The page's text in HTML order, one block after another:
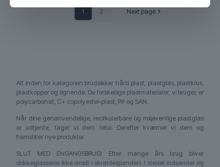
1 2 Next page
Alt inden for kategorien brudsikker hård plast, plastglas, plastkrus,
plastkopper og lignende. De forskellige plastmaterialer, vi bruger, er
polycarbonat, C+ copolyester-plast, PP og SAN.
Når dine genanvendelige, recirkulerbare og miljøvenlige plastglas
er udtjente, tager vi dem retur. Derefter kværner vi dem og
fremstiller nye produkter.
SLUT MED ENGANGSBRUG! Efter mange års brug bliver
drikkeglassene ikke smidt i skraldespanden. I stedet indsamler og